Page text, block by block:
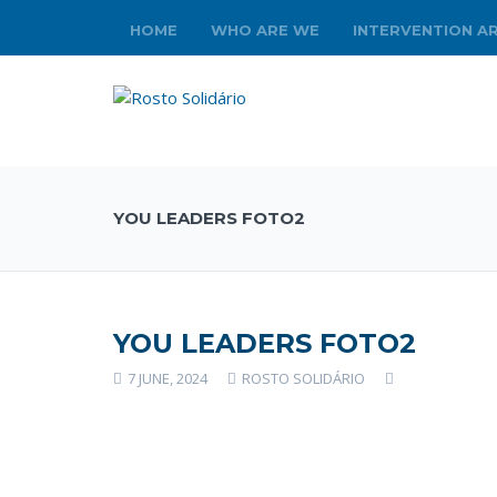
HOME WHO ARE WE INTERVENTION
YOU LEADERS FOTO2
YOU LEADERS FOTO2
7 JUNE, 2024 ROSTO SOLIDÁRIO